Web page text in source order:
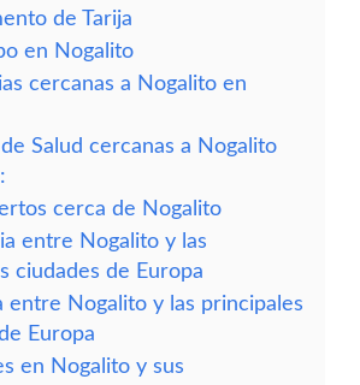
de Tarija
en Nogalito
cercanas a Nogalito en
Salud cercanas a Nogalito
cerca de Nogalito
entre Nogalito y las
ciudades de Europa
entre Nogalito y las principales
Europa
en Nogalito y sus